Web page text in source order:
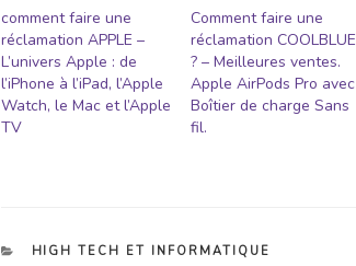
comment faire une
réclamation APPLE –
L’univers Apple : de
l’iPhone à l’iPad, l’Apple
Watch, le Mac et l’Apple
TV
Comment faire une
réclamation COOLBLUE
? – Meilleures ventes.
Apple AirPods Pro avec
Boîtier de charge Sans
fil.
CATÉGORIES
HIGH TECH ET INFORMATIQUE